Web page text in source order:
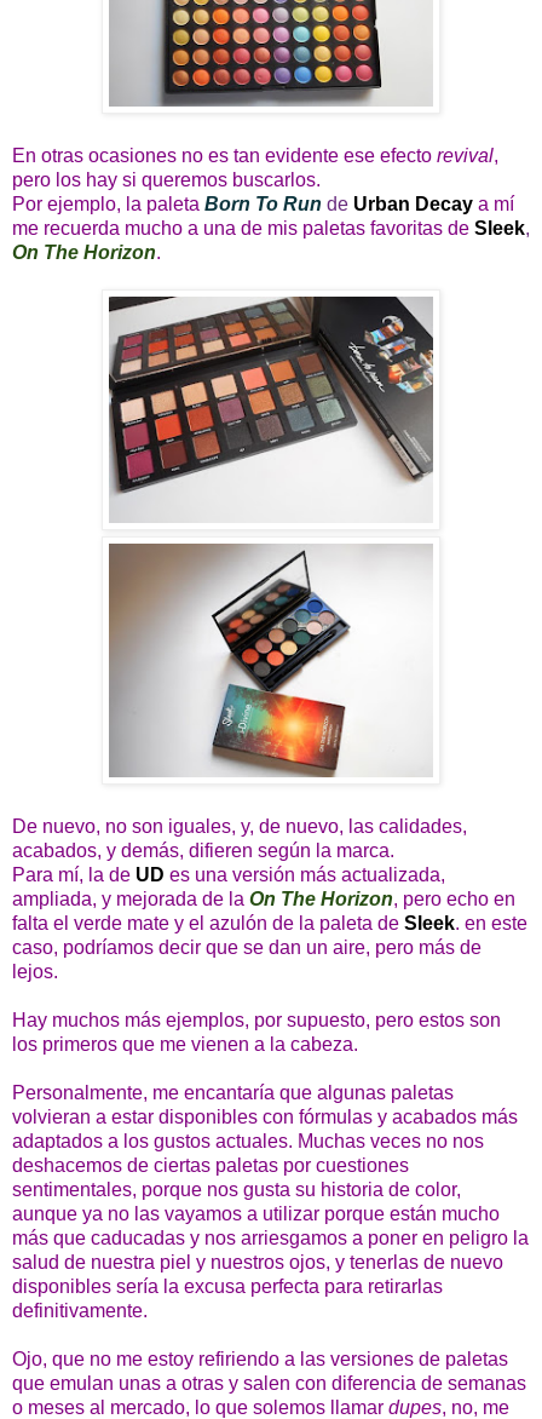
En otras ocasiones no es tan evidente ese efecto revival,
pero los hay si queremos buscarlos.
Por ejemplo, la paleta Born To Run de Urban Decay a mí
me recuerda mucho a una de mis paletas favoritas de Sleek,
On The Horizon.
De nuevo, no son iguales, y, de nuevo, las calidades,
acabados, y demás, difieren según la marca.
Para mí, la de UD es una versión más actualizada,
ampliada, y mejorada de la On The Horizon, pero echo en
falta el verde mate y el azulón de la paleta de Sleek. en este
caso, podríamos decir que se dan un aire, pero más de
lejos.
Hay muchos más ejemplos, por supuesto, pero estos son
los primeros que me vienen a la cabeza.
Personalmente, me encantaría que algunas paletas
volvieran a estar disponibles con fórmulas y acabados más
adaptados a los gustos actuales. Muchas veces no nos
deshacemos de ciertas paletas por cuestiones
sentimentales, porque nos gusta su historia de color,
aunque ya no las vayamos a utilizar porque están mucho
más que caducadas y nos arriesgamos a poner en peligro la
salud de nuestra piel y nuestros ojos, y tenerlas de nuevo
disponibles sería la excusa perfecta para retirarlas
definitivamente.
Ojo, que no me estoy refiriendo a las versiones de paletas
que emulan unas a otras y salen con diferencia de semanas
o meses al mercado, lo que solemos llamar dupes, no, me